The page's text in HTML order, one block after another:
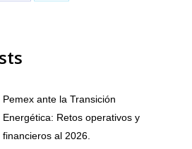
Pemex ante la Transición
Energética: Retos operativos y
financieros al 2026.